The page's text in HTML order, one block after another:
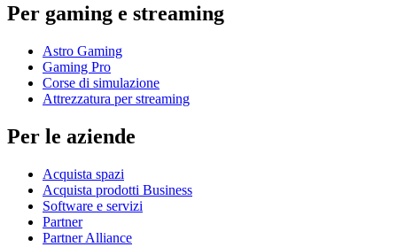
Per gaming e streaming
Astro Gaming
Gaming Pro
Corse di simulazione
Attrezzatura per streaming
Per le aziende
Acquista spazi
Acquista prodotti Business
Software e servizi
Partner
Partner Alliance